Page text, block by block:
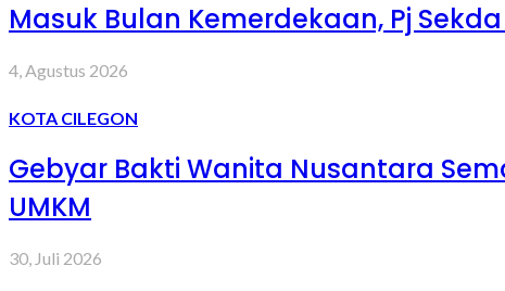
Masuk Bulan Kemerdekaan, Pj
4, Agustus 2026
KOTA CILEGON
Gebyar Bakti Wanita Nusantara
UMKM
30, Juli 2026